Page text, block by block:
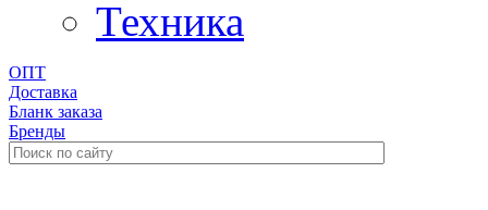
Техника
ОПТ
Доставка
Бланк заказа
Бренды